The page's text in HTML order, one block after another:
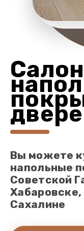
Салон
Вы можете
напольные
Советской
Сахалине